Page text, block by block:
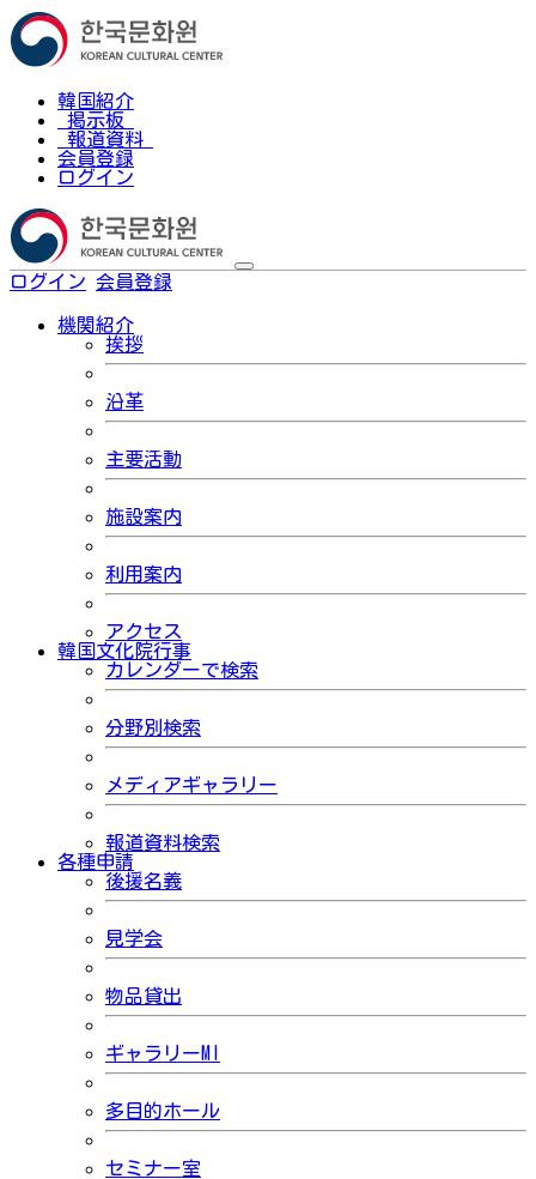
韓国紹介
掲示板
報道資料
会員登録
ログイン
ログイン 会員登録
機関紹介
挨拶
沿革
主要活動
施設案内
利用案内
アクセス
韓国文化院行事
カレンダーで検索
分野別検索
メディアギャラリー
報道資料検索
各種申請
後援名義
見学会
物品貸出
ギャラリーMI
多目的ホール
セミナー室